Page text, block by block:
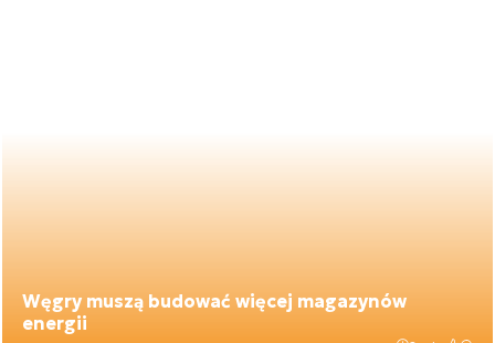
Węgry muszą budować więcej magazynów
energii